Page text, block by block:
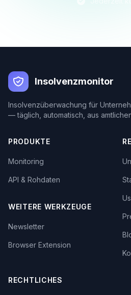
Insolvenzmonitor
Insolvenzüberwachung für
— täglich, automatisch, aus
PRODUKTE
Monitoring
API & Rohdaten
WEITERE WERKZEUGE
Newsletter
Browser Extension
RECHTLICHES